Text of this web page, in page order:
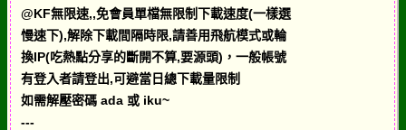
@KF無限速,,免會員單檔無限制下載速度(一樣選
慢速下),解除下載間隔時限,請善用飛航模式或輪
換IP(吃熱點分享的斷開不算,要源頭)，一般帳號
有登入者請登出,可避當日總下載量限制
如需解壓密碼 ada 或 iku~
---